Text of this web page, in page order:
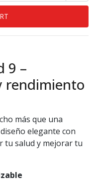
9 –
rendimiento
más que una
elegante con
tu salud y mejorar tu